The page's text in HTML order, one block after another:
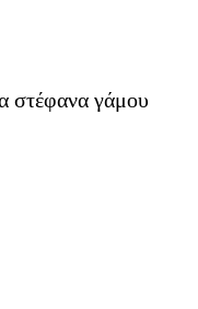
στέφανα γάμου